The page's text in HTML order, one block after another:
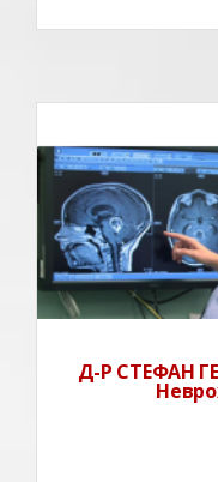
Д-р Стефан
години.Завършил
1972 г.Работил
спешна
до 1975г.под
Д-Р СТЕФАН